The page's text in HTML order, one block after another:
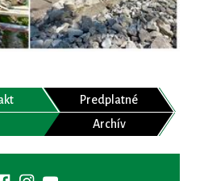
Predplatné
Archív